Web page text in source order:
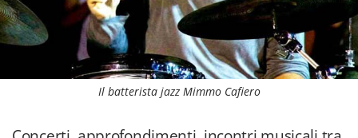
Il batterista jazz Mimmo Cafiero